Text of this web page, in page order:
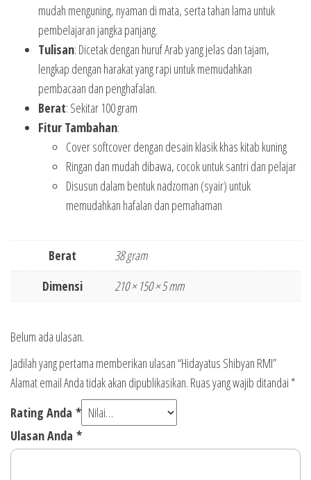
mudah menguning, nyaman di mata, serta tahan lama untuk
pembelajaran jangka panjang.
Tulisan: Dicetak dengan huruf Arab yang jelas dan tajam,
lengkap dengan harakat yang rapi untuk memudahkan
pembacaan dan penghafalan.
Berat: Sekitar 100 gram
Fitur Tambahan:
Cover softcover dengan desain klasik khas kitab kuning
Ringan dan mudah dibawa, cocok untuk santri dan pelajar
Disusun dalam bentuk nadzoman (syair) untuk
memudahkan hafalan dan pemahaman
Berat
38 gram
Dimensi
210 × 150 × 5 mm
Belum ada ulasan.
Jadilah yang pertama memberikan ulasan “Hidayatus Shibyan RMI”
Alamat email Anda tidak akan dipublikasikan. Ruas yang wajib ditandai *
Rating Anda *
Ulasan Anda *